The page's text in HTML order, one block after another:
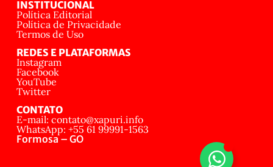
INSTITUCIONAL
Política Editorial
Política de Privacidade
Termos de Uso
REDES E PLATAFORMAS
Instagram
Facebook
YouTube
Twitter
CONTATO
E-mail: contato@xapuri.info
WhatsApp: +55 61 99991-1563
Formosa – GO